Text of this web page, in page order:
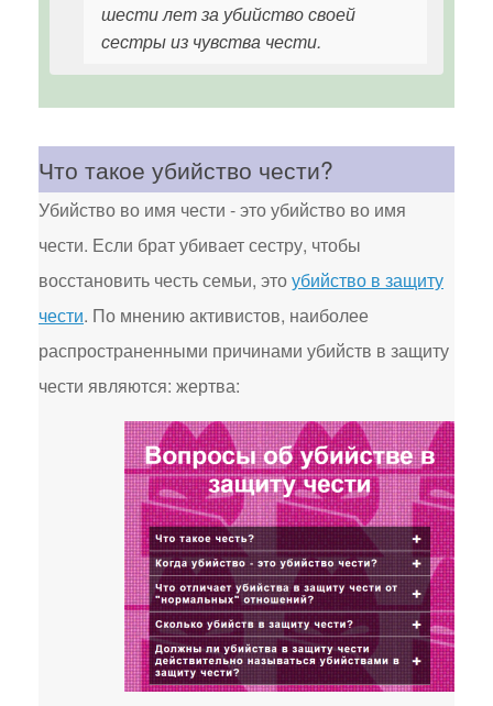
шести лет за убийство своей
сестры из чувства чести.
Что такое убийство чести?
Убийство во имя чести - это убийство во имя
чести. Если брат убивает сестру, чтобы
восстановить честь семьи, этоубийство в защиту
чести. По мнению активистов, наиболее
распространенными причинами убийств в защиту
чести являются: жертва: